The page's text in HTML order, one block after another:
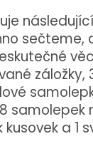
sečteme,
samolepek
a 1